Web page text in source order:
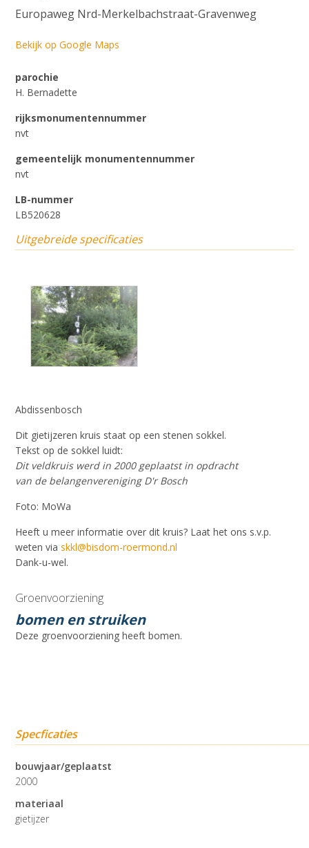
Europaweg Nrd-Merkelbachstraat-Gravenweg
Bekijk op Google Maps
parochie
H. Bernadette
rijksmonumentennummer
nvt
gemeentelijk monumentennummer
nvt
LB-nummer
LB520628
Uitgebreide specificaties
Abdissenbosch
Dit gietijzeren kruis staat op een stenen sokkel.
Tekst op de sokkel luidt:
Dit veldkruis werd in 2000 geplaatst in opdracht
van de belangenvereniging D'r Bosch
Foto: MoWa
Heeft u meer informatie over dit kruis? Laat het ons s.v.p.
weten viaskkl@bisdom-roermond.nl
Dank-u-wel.
Groenvoorziening
bomen en struiken
Deze groenvoorziening heeft bomen.
Specficaties
bouwjaar/geplaatst
2000
materiaal
gietijzer